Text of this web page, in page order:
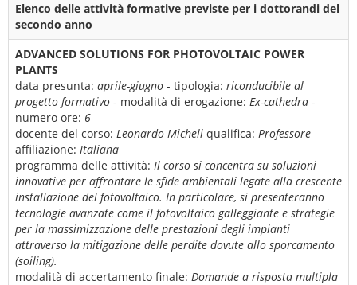
Elenco delle attività formative previste per i dottorandi del
secondo anno
ADVANCED SOLUTIONS FOR PHOTOVOLTAIC POWER
PLANTS
data presunta: aprile-giugno - tipologia: riconducibile al
progetto formativo - modalità di erogazione: Ex-cathedra -
numero ore: 6
docente del corso: Leonardo Micheli qualifica: Professore
affiliazione: Italiana
programma delle attività: Il corso si concentra su soluzioni
innovative per affrontare le sfide ambientali legate alla crescente
installazione del fotovoltaico. In particolare, si presenteranno
tecnologie avanzate come il fotovoltaico galleggiante e strategie
per la massimizzazione delle prestazioni degli impianti
attraverso la mitigazione delle perdite dovute allo sporcamento
(soiling).
modalità di accertamento finale: Domande a risposta multipla